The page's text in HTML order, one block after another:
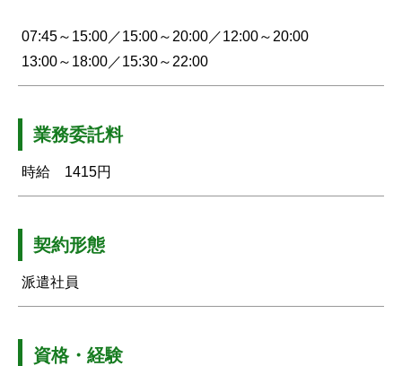
07:45～15:00／15:00～20:00／12:00～20:00
13:00～18:00／15:30～22:00
業務委託料
時給 1415円
契約形態
派遣社員
資格・経験